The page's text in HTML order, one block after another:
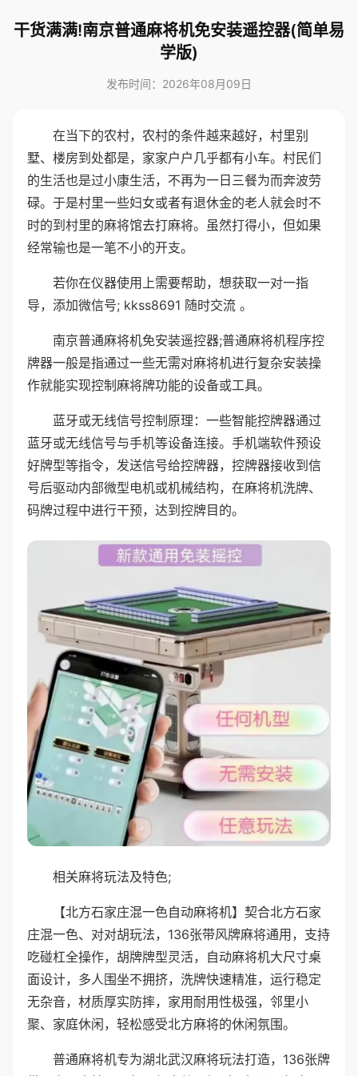
干货满满!南京普通麻将机免安装遥控器(简单易
学版)
发布时间：2026年08月09日
在当下的农村，农村的条件越来越好，村里别
墅、楼房到处都是，家家户户几乎都有小车。村民们
的生活也是过小康生活，不再为一日三餐为而奔波劳
碌。于是村里一些妇女或者有退休金的老人就会时不
时的到村里的麻将馆去打麻将。虽然打得小，但如果
经常输也是一笔不小的开支。
若你在仪器使用上需要帮助，想获取一对一指
导，添加微信号; kkss8691 随时交流 。
南京普通麻将机免安装遥控器;普通麻将机程序控
牌器一般是指通过一些无需对麻将机进行复杂安装操
作就能实现控制麻将牌功能的设备或工具。
蓝牙或无线信号控制原理：一些智能控牌器通过
蓝牙或无线信号与手机等设备连接。手机端软件预设
好牌型等指令，发送信号给控牌器，控牌器接收到信
号后驱动内部微型电机或机械结构，在麻将机洗牌、
码牌过程中进行干预，达到控牌目的。
相关麻将玩法及特色;
【北方石家庄混一色自动麻将机】契合北方石家
庄混一色、对对胡玩法，136张带风牌麻将通用，支持
吃碰杠全操作，胡牌牌型灵活，自动麻将机大尺寸桌
面设计，多人围坐不拥挤，洗牌快速精准，运行稳定
无杂音，材质厚实防摔，家用耐用性极强，邻里小
聚、家庭休闲，轻松感受北方麻将的休闲氛围。
普通麻将机专为湖北武汉麻将玩法打造，136张牌